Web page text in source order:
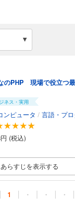
のPHP 現場で役立つ最
ネス・実用
ンピュータ / 言語・プログ
(税込)
あらすじを表示する
1 ・ ・ ・